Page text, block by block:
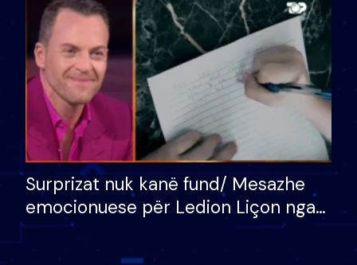
mungojë zilja e mëngjesit kur…
Surprizat nuk kanë fund/ Mesazhe
emocionuese për Ledion Liçon nga
nëna dhe fëmijët e tij, moderatori
nuk i mban dot lotët: Nuk meritoj…